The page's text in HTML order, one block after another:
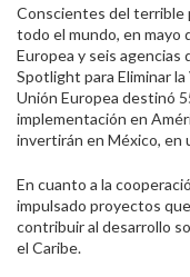
Conscientes del terrible
todo el mundo, en mayo
Europea y seis agencias
Spotlight para Eliminar
Unión Europea destinó
implementación en
invertirán en México, en
En cuanto a la
impulsado proyectos
contribuir al desarrollo
el Caribe.